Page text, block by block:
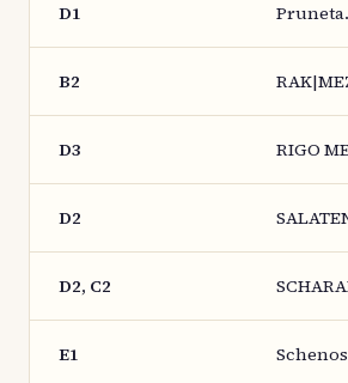
D1 Pruneta.
B2
D3 RIGO
D2
D2, C2
E1